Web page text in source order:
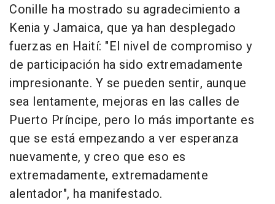
Conille ha mostrado su agradecimiento a
Kenia y Jamaica, que ya han desplegado
fuerzas en Haití: "El nivel de compromiso y
de participación ha sido extremadamente
impresionante. Y se pueden sentir, aunque
sea lentamente, mejoras en las calles de
Puerto Príncipe, pero lo más importante es
que se está empezando a ver esperanza
nuevamente, y creo que eso es
extremadamente, extremadamente
alentador", ha manifestado.